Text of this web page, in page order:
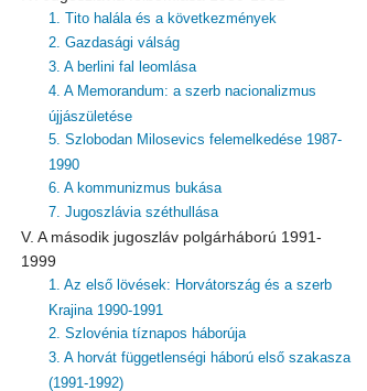
1. Tito halála és a következmények
2. Gazdasági válság
3. A berlini fal leomlása
4. A Memorandum: a szerb nacionalizmus
újjászületése
5. Szlobodan Milosevics felemelkedése 1987-
1990
6. A kommunizmus bukása
7. Jugoszlávia széthullása
V. A második jugoszláv polgárháború 1991-
1999
1. Az első lövések: Horvátország és a szerb
Krajina 1990-1991
2. Szlovénia tíznapos háborúja
3. A horvát függetlenségi háború első szakasza
(1991-1992)